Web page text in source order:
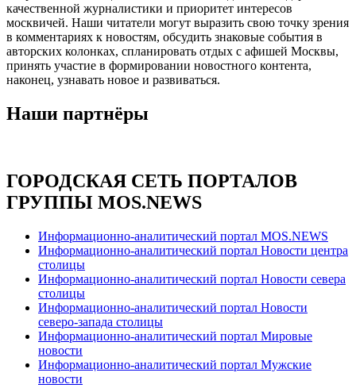
качественной журналистики и приоритет интересов
москвичей. Наши читатели могут выразить свою точку зрения
в комментариях к новостям, обсудить знаковые события в
авторских колонках, спланировать отдых с афишей Москвы,
принять участие в формировании новостного контента,
наконец, узнавать новое и развиваться.
Наши партнёры
ГОРОДСКАЯ СЕТЬ ПОРТАЛОВ
ГРУППЫ MOS.NEWS
Информационно-аналитический портал MOS.NEWS
Информационно-аналитический портал Новости центра
столицы
Информационно-аналитический портал Новости севера
столицы
Информационно-аналитический портал Новости
северо-запада столицы
Информационно-аналитический портал Мировые
новости
Информационно-аналитический портал Мужские
новости